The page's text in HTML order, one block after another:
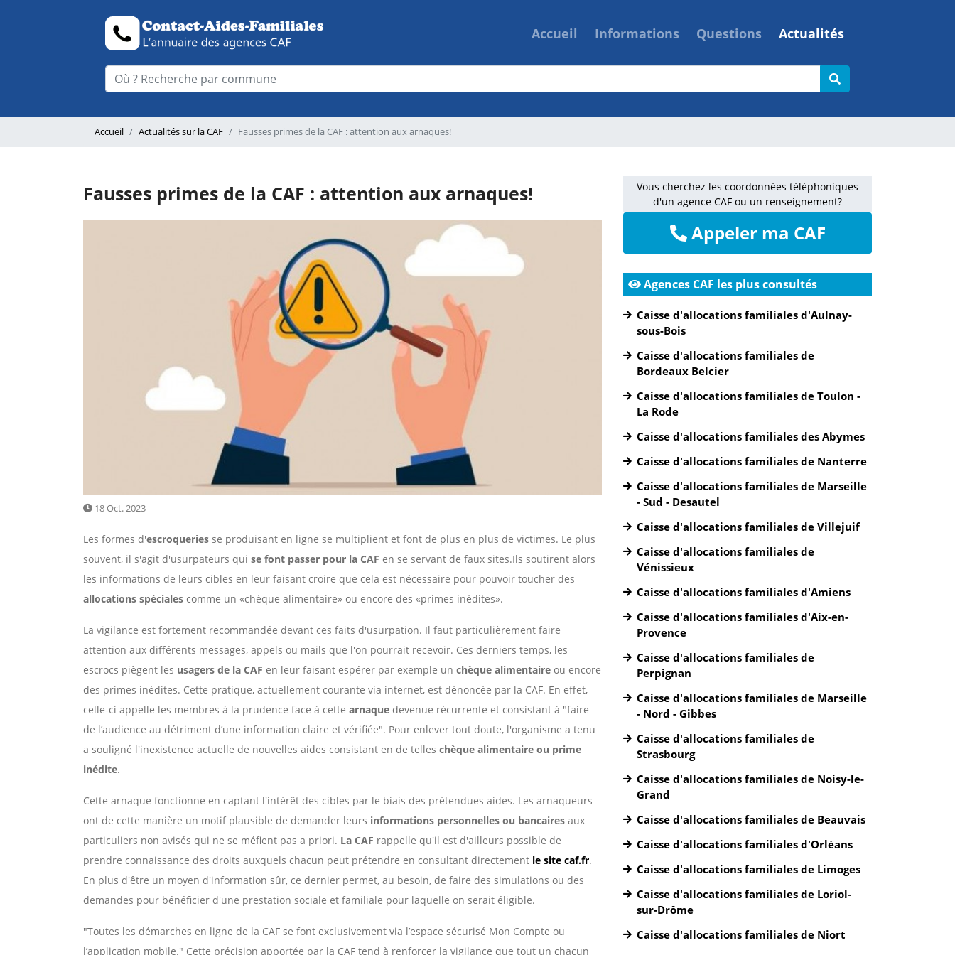
Accueil Informations Questions Actualités
Accueil Actualités sur la CAF Fausses primes de la CAF : attention aux arnaques!
Fausses primes de la CAF : attention aux arnaques!
18 Oct. 2023
Les formes d'escroqueries se produisant en ligne se multiplient et font de plus en plus de victimes. Le plus
souvent, il s'agit d'usurpateurs qui se font passer pour la CAF en se servant de faux sites.Ils soutirent alors
les informations de leurs cibles en leur faisant croire que cela est nécessaire pour pouvoir toucher des
allocations spéciales comme un «chèque alimentaire» ou encore des «primes inédites».
La vigilance est fortement recommandée devant ces faits d'usurpation. Il faut particulièrement faire
attention aux différents messages, appels ou mails que l'on pourrait recevoir. Ces derniers temps, les
escrocs piègent les usagers de la CAF en leur faisant espérer par exemple un chèque alimentaire ou encore
des primes inédites. Cette pratique, actuellement courante via internet, est dénoncée par la CAF. En effet,
celle-ci appelle les membres à la prudence face à cette arnaque devenue récurrente et consistant à "faire
de l’audience au détriment d’une information claire et vérifiée". Pour enlever tout doute, l'organisme a tenu
a souligné l'inexistence actuelle de nouvelles aides consistant en de telles chèque alimentaire ou prime
inédite.
Cette arnaque fonctionne en captant l'intérêt des cibles par le biais des prétendues aides. Les arnaqueurs
ont de cette manière un motif plausible de demander leurs informations personnelles ou bancaires aux
particuliers non avisés qui ne se méfient pas a priori. La CAF rappelle qu'il est d'ailleurs possible de
prendre connaissance des droits auxquels chacun peut prétendre en consultant directement le site caf.fr.
En plus d'être un moyen d'information sûr, ce dernier permet, au besoin, de faire des simulations ou des
demandes pour bénéficier d'une prestation sociale et familiale pour laquelle on serait éligible.
"Toutes les démarches en ligne de la CAF se font exclusivement via l’espace sécurisé Mon Compte ou
l’application mobile." Cette précision apportée par la CAF tend à renforcer la vigilance que tout un chacun
Vous cherchez les coordonnées téléphoniques
d'un agence CAF ou un renseignement?
Appeler ma CAF
Agences CAF les plus consultés
Caisse d'allocations familiales d'Aulnay-
sous-Bois
Caisse d'allocations familiales de
Bordeaux Belcier
Caisse d'allocations familiales de Toulon -
La Rode
Caisse d'allocations familiales des Abymes
Caisse d'allocations familiales de Nanterre
Caisse d'allocations familiales de Marseille
- Sud - Desautel
Caisse d'allocations familiales de Villejuif
Caisse d'allocations familiales de
Vénissieux
Caisse d'allocations familiales d'Amiens
Caisse d'allocations familiales d'Aix-en-
Provence
Caisse d'allocations familiales de
Perpignan
Caisse d'allocations familiales de Marseille
- Nord - Gibbes
Caisse d'allocations familiales de
Strasbourg
Caisse d'allocations familiales de Noisy-le-
Grand
Caisse d'allocations familiales de Beauvais
Caisse d'allocations familiales d'Orléans
Caisse d'allocations familiales de Limoges
Caisse d'allocations familiales de Loriol-
sur-Drôme
Caisse d'allocations familiales de Niort